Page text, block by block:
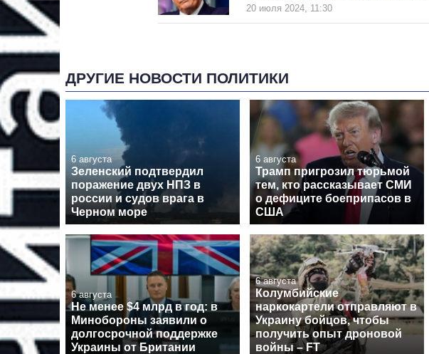
20 июля 2024, 11:30
ДРУГИЕ НОВОСТИ ПОЛИТИКИ
6 августа
Зеленский подтвердил
поражение двух НПЗ в
россии и судов врага в
Черном море
6 августа
Трамп пригрозил тюрьмой
тем, кто рассказывает СМИ
о дефиците боеприпасов в
США
6 августа
Не менее $4 млрд в год: в
Минобороны заявили о
долгосрочной поддержке
Украины от Британии
6 августа
Колумбийские
наркокартели отправляют в
Украину бойцов, чтобы
получить опыт дроновой
войны – FT